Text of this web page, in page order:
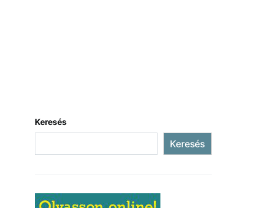
Keresés
Keresés